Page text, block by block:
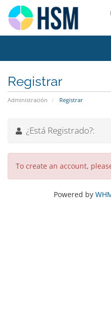
Registrar
Administración Registrar
¿Está Registrado?:
To create an account,
Powered by